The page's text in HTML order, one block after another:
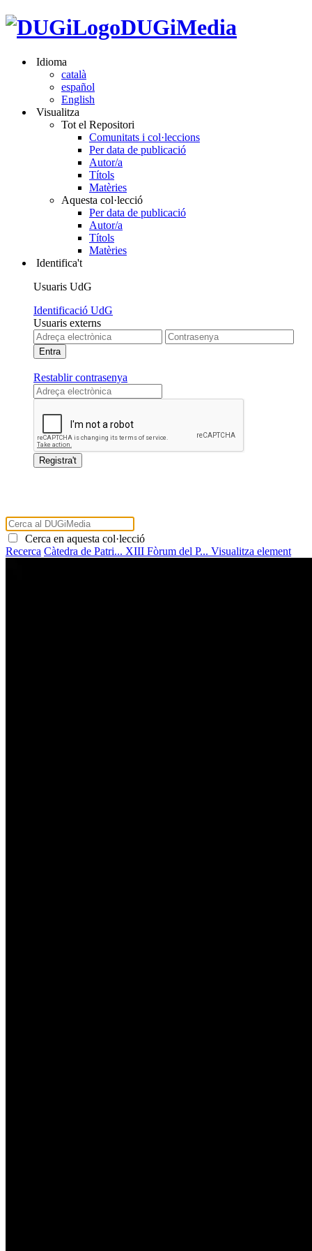
DUGiMedia
Idioma
català
español
English
Visualitza
Tot el Repositori
Comunitats i col·leccions
Per data de publicació
Autor/a
Títols
Matèries
Aquesta col·lecció
Per data de publicació
Autor/a
Títols
Matèries
Identifica't
Usuaris UdG
Identificació UdG
Usuaris externs
Restablir contrasenya
Cerca en aquesta col·lecció
Recerca Càtedra de Patri... XIII Fòrum del P... Visualitza element